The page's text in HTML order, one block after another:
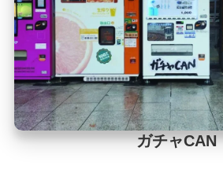
ガチャCAN